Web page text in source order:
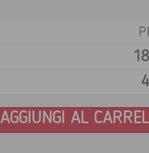
AGGIUNGI AL